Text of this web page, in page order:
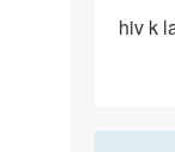
hiv
hiv k